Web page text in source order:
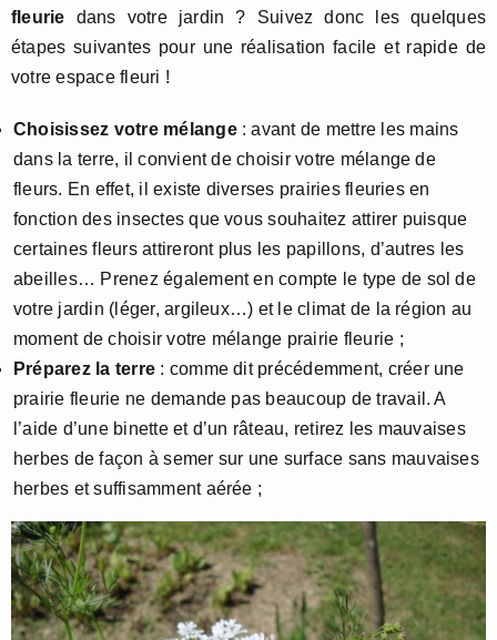
fleurie dans votre jardin ? Suivez donc les quelques
étapes suivantes pour une réalisation facile et rapide de
votre espace fleuri !
Choisissez votre mélange: avant de mettre les mains
dans la terre, il convient de choisir votre mélange de
fleurs. En effet, il existe diverses prairies fleuries en
fonction des insectes que vous souhaitez attirer puisque
certaines fleurs attireront plus les papillons, d’autres les
abeilles… Prenez également en compte le type de sol de
votre jardin (léger, argileux…) et le climat de la région au
moment de choisir votre mélange prairie fleurie ;
Préparez la terre : comme dit précédemment, créer une
prairie fleurie ne demande pas beaucoup de travail. A
l’aide d’une binette et d’un râteau, retirez les mauvaises
herbes de façon à semer sur une surface sans mauvaises
herbes et suffisamment aérée ;